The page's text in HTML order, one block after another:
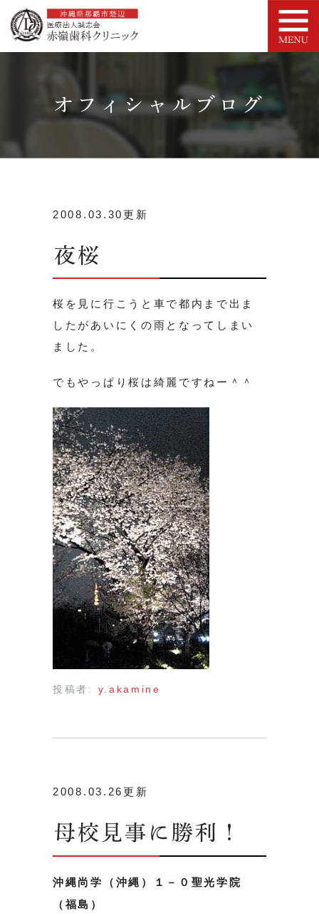
オフィシャルブログ
2008.03.30更新
夜桜
桜を見に行こうと車で都内まで出ま
したがあいにくの雨となってしまい
ました。
でもやっぱり桜は綺麗ですねー＾＾
投稿者: y.akamine
2008.03.26更新
母校見事に勝利！
沖縄尚学（沖縄）１－０聖光学院
（福島）